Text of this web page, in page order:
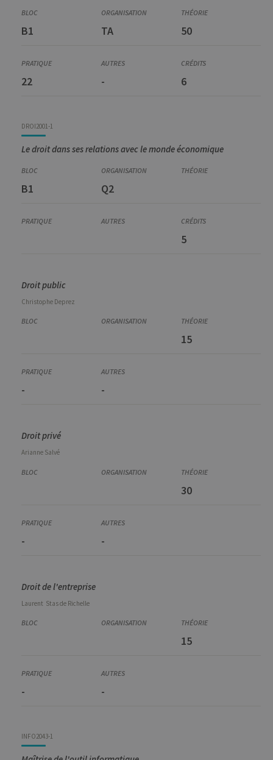
B1 TA 50
22 - 6
DROI2001-1
Le droit dans ses relations avec le monde économique
B1 Q2
5
Droit public
Christophe Deprez
15
- -
Droit privé
Arianne Salvé
30
- -
Droit de l'entreprise
Laurent Stas de Richelle
15
- -
INFO2043-1